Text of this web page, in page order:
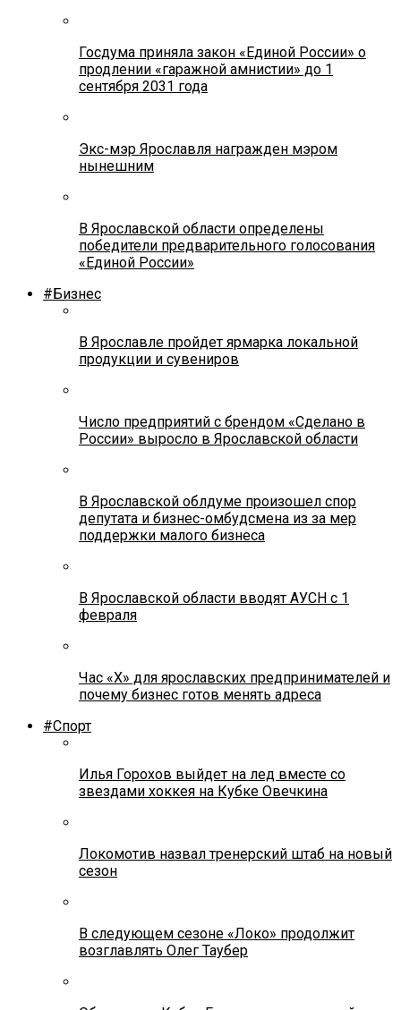
Госдума приняла закон «Единой России» о
продлении «гаражной амнистии» до 1
сентября 2031 года
Экс-мэр Ярославля награжден мэром
нынешним
В Ярославской области определены
победители предварительного голосования
«Единой России»
#Бизнес
В Ярославле пройдет ярмарка локальной
продукции и сувениров
Число предприятий с брендом «Сделано в
России» выросло в Ярославской области
В Ярославской облдуме произошел спор
депутата и бизнес-омбудсмена из за мер
поддержки малого бизнеса
В Ярославской области вводят АУСН с 1
февраля
Час «Х» для ярославских предпринимателей и
почему бизнес готов менять адреса
#Спорт
Илья Горохов выйдет на лед вместе со
звездами хоккея на Кубке Овечкина
Локомотив назвал тренерский штаб на новый
сезон
В следующем сезоне «Локо» продолжит
возглавлять Олег Таубер